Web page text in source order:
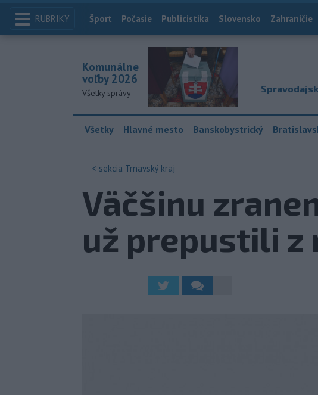
RUBRIKY Index
Šport Počasie Publicistika Slovensko Zahraničie
Komunálne
voľby 2026
Všetky správy
Všetky Hlavné mesto Banskobystrický
< sekcia Trnavský kraj
Väčšinu
už prepustili z